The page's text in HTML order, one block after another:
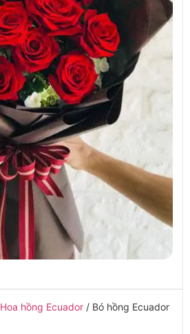
Hoa hồng Ecuador / Bó hồng Ecuador